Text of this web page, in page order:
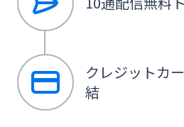
クレジットカ
結